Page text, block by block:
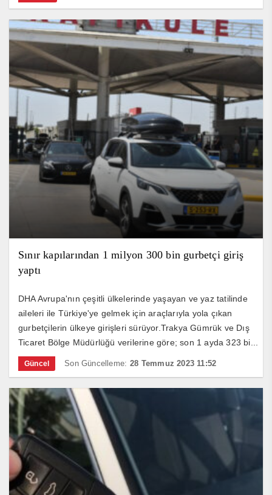
Sınır kapılarından 1 milyon 300 bin gurbetçi giriş
yaptı
DHA Avrupa'nın çeşitli ülkelerinde yaşayan ve yaz tatilinde
aileleri ile Türkiye'ye gelmek için araçlarıyla yola çıkan
gurbetçilerin ülkeye girişleri sürüyor.Trakya Gümrük ve Dış
Ticaret Bölge Müdürlüğü verilerine göre; son 1 ayda 323 bi...
Güncel Son Güncelleme: 28 Temmuz 2023 11:52